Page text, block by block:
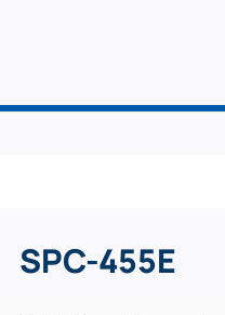
SPC-455E